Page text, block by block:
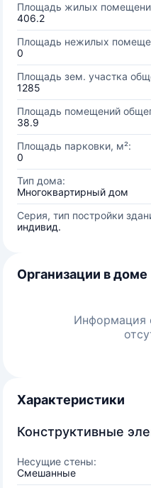
Площадь жилых
406.2
Площадь нежилых
0
Площадь зем. участка
1285
Площадь помещений
38.9
Площадь парковки, м²:
0
Тип дома:
Многоквартирный дом
Серия, тип постройки
индивид.
Организации в доме
Информация
Характеристики
Конструктивные
Несущие стены:
Смешанные